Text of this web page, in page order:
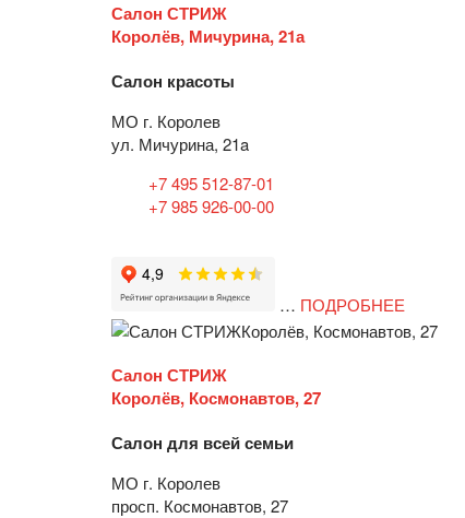
Салон СТРИЖ
Королёв, Мичурина, 21а
Салон красоты
МО г. Королев
ул. Мичурина, 21a
+7 495 512-87-01
+7 985 926-00-00
… ПОДРОБНЕЕ
Салон СТРИЖ
Королёв, Космонавтов, 27
Салон для всей семьи
МО г. Королев
просп. Космонавтов, 27